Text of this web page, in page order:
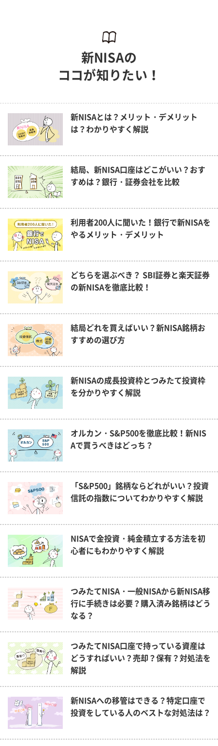
新NISAの
ココが知りたい！
新NISAとは？メリット・デメリット
は？わかりやすく解説
結局、新NISA口座はどこがいい？おす
すめは？銀行・証券会社を比較
利用者200人に聞いた！銀行で新NISAを
やるメリット・デメリット
どちらを選ぶべき？ SBI証券と楽天証券
の新NISAを徹底比較！
結局どれを買えばいい？新NISA銘柄お
すすめの選び方
新NISAの成長投資枠とつみたて投資枠
を分かりやすく解説
オルカン・S&P500を徹底比較！新NIS
Aで買うべきはどっち？
「S&P500」銘柄ならどれがいい？投資
信託の指数についてわかりやすく解説
NISAで金投資・純金積立する方法を初
心者にもわかりやすく解説
つみたてNISA・一般NISAから新NISA移
行に手続きは必要？購入済み銘柄はどう
なる？
つみたてNISA口座で持っている資産は
どうすればいい？売却？保有？対処法を
解説
新NISAへの移管はできる？特定口座で
投資をしている人のベストな対処法は？